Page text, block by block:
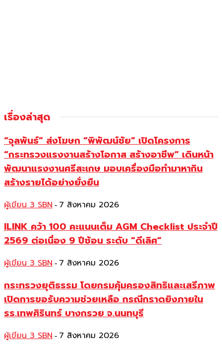
เรื่องล่าสุด
“จุลพันธ์” ส่งโฆษก “พิพัฒน์ชัย” เปิดโครงการ
“กระทรวงแรงงานสร้างโอกาส สร้างอาชีพ” เดินหน้า
พัฒนาแรงงานศรีสะเกษ มอบเครื่องมือทำมาหากิน
สร้างรายได้อย่างยั่งยืน
ผู้เขียน 3 SBN - 7 สิงหาคม 2026
ILINK คว้า 100 คะแนนเต็ม AGM Checklist ประจำปี
2569 ต่อเนื่อง 9 ปีซ้อน ระดับ “ดีเลิศ”
ผู้เขียน 3 SBN - 7 สิงหาคม 2026
กระทรวงยุติธรรม โดยกรมคุ้มครองสิทธิและเสรีภาพ
เปิดการขอรับความช่วยเหลือ กรณีกราดยิงภายใน
รร.เทพศิรินทร์ บางกรวย จ.นนทบุรี
ผู้เขียน 3 SBN - 7 สิงหาคม 2026